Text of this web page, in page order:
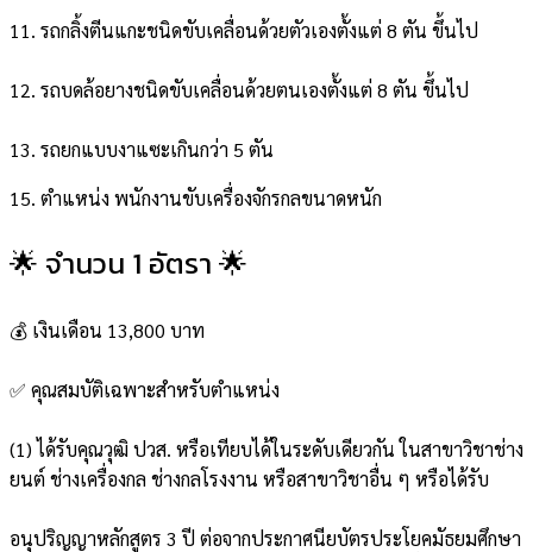
11. รถกลิ้งตีนแกะชนิดขับเคลื่อนด้วยตัวเองตั้งแต่ 8 ตัน ขึ้นไป
12. รถบดล้อยางชนิดขับเคลื่อนด้วยตนเองตั้งแต่ 8 ตัน ขึ้นไป
13. รถยกแบบงาแซะเกินกว่า 5 ตัน
15. ตำแหน่ง พนักงานขับเครื่องจักรกลขนาดหนัก
🌟 จำนวน 1 อัตรา 🌟
💰 เงินเดือน 13,800 บาท
✅ คุณสมบัติเฉพาะสำหรับตำแหน่ง
(1) ได้รับคุณวุฒิ ปวส. หรือเทียบได้ในระดับเดียวกัน ในสาขาวิชาช่าง
ยนต์ ช่างเครื่องกล ช่างกลโรงงาน หรือสาขาวิชาอื่น ๆ หรือได้รับ
อนุปริญญาหลักสูตร 3 ปี ต่อจากประกาศนียบัตรประโยคมัธยมศึกษา